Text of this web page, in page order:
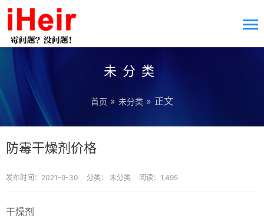
未分类
首页 » 未分类 » 正文
防霉干燥剂价格
发布时间：2021-9-30 分类： 未分类 阅读：1,495
干燥剂